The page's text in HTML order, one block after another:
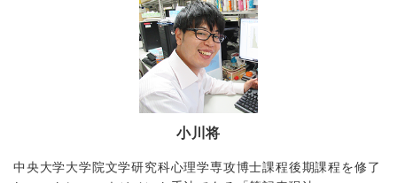
小川将
中央大学大学院文学研究科心理学専攻博士課程後期課程を修了